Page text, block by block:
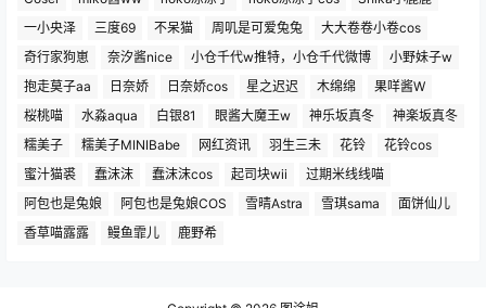
一小央泽
三度69 不呆猫 周叽是可爱兔兔
大大卷卷小卷cos
奇行家狗崽
奈汐酱nice 小仓千代w推特，小仓千代微博
小野妹子w
抱走莫子aa
日奈娇 日奈娇cos 星之迟迟 木绵绵
果咩酱W
桜桃喵
水淼aqua 白银81 眼酱大魔王w 神乐坂真冬
神楽坂真冬
糯美子
糯美子MINIBabe 网红资讯 羽生三未 花铃
花铃cos
蜜汁猫裘
蠢沫沫 蠢沫沫cos 起司块wii
过期米线线喵
阿包也是兔娘
阿包也是兔娘COS 雪晴Astra 雪琪sama
面饼仙儿
香草喵露露
鳗鱼霏儿 鹿野希